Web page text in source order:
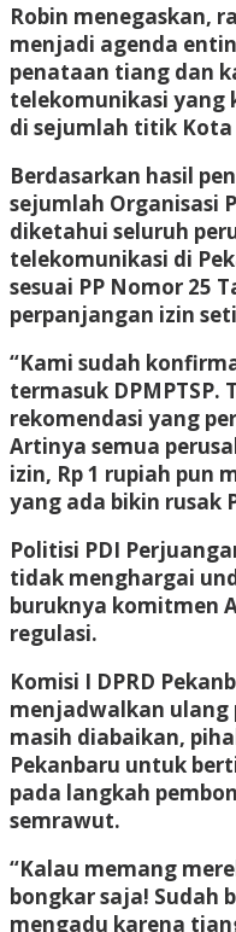
Robin menegaskan,
menjadi agenda
penataan tiang dan
telekomunikasi yang
di sejumlah titik Kota
Berdasarkan hasil
sejumlah Organisasi
diketahui seluruh
telekomunikasi di
sesuai PP Nomor 25
perpanjangan izin
“Kami sudah
termasuk DPMPTSP.
rekomendasi yang
Artinya semua
izin, Rp 1 rupiah pun
yang ada bikin rusak
Politisi PDI
tidak menghargai
buruknya komitmen
regulasi.
Komisi I DPRD
menjadwalkan ulang
masih diabaikan,
Pekanbaru untuk
pada langkah
semrawut.
“Kalau memang
bongkar saja! Sudah
mengadu karena